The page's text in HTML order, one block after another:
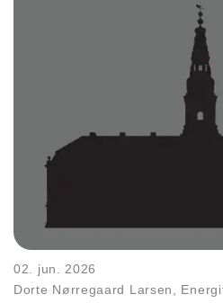
02. jun. 2026
Dorte Nørregaard Larsen,